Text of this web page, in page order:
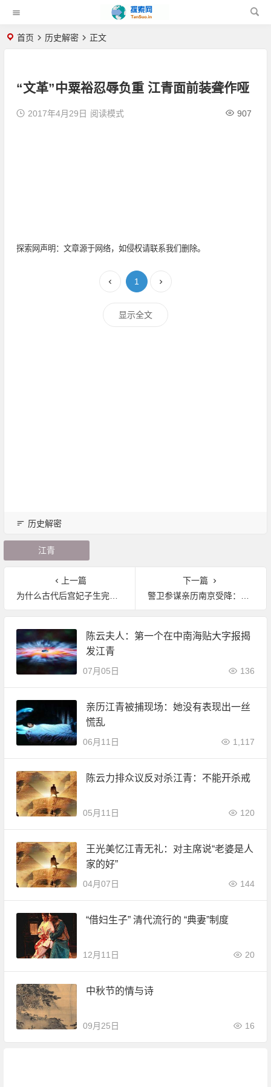
首页 历史解密 正文
“文革”中粟裕忍辱负重 江青面前装聋作哑
2017年4月29日 907
阅读模式
探索网声明：文章源于网络，如侵权请联系我们删除。
1
显示全文
历史解密
江青
上一篇
为什么古代后宫妃子生完孩子不自己哺乳？
下一篇
警卫参谋亲历南京受降：冈村宁次的手一直在抖
陈云夫人：第一个在中南海贴大字报揭
发江青
07月05日 136
亲历江青被捕现场：她没有表现出一丝
慌乱
06月11日 1,117
陈云力排众议反对杀江青：不能开杀戒
05月11日 120
王光美忆江青无礼：对主席说“老婆是人
家的好”
04月07日 144
“借妇生子” 清代流行的 “典妻”制度
12月11日 20
中秋节的情与诗
09月25日 16